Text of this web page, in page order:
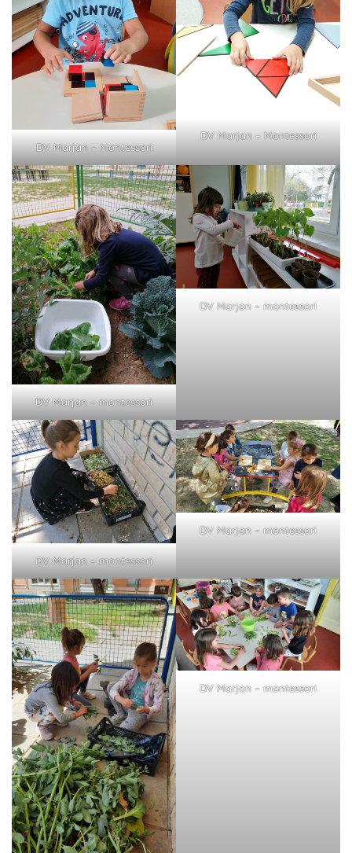
DV Marjan – Montessori
DV Marjan – Montessori
DV Marjan – montessori
DV Marjan – montessori
DV Marjan – montessori
DV Marjan – montessori
DV Marjan – montessori